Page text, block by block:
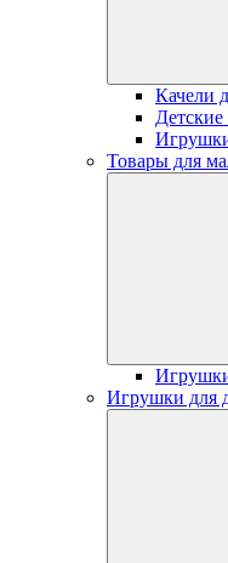
Качели
Товары для
Игрушки для